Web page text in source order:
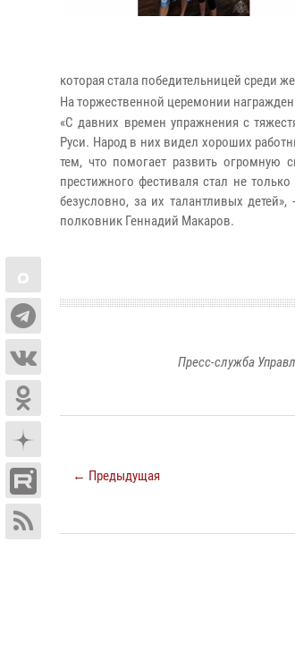
которая стала победительницей среди
На торжественной церемонии
«С давних времен упражнения с
Руси. Народ в них видел хороших
тем, что помогает развить огромную
престижного фестиваля стал не
безусловно, за их талантливых
полковник Геннадий Макаров.
Пресс-служба
← Предыдущая